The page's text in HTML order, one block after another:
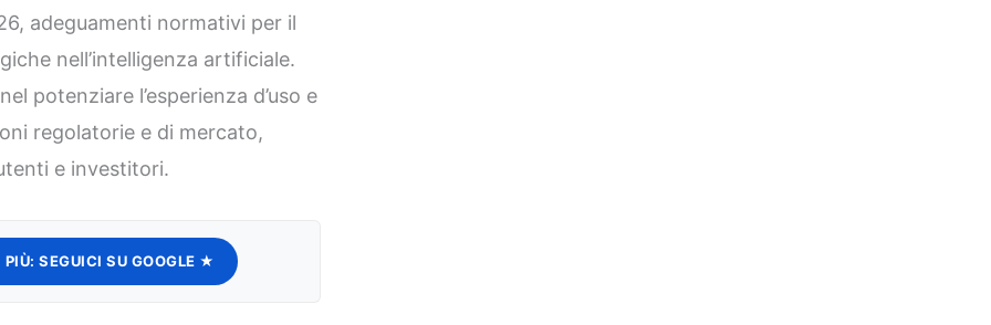
adeguamenti normativi per il
nell’intelligenza artificiale.
potenziare l’esperienza d’uso e
regolatorie e di mercato,
e investitori.
PIÙ: SEGUICI SU GOOGLE ★